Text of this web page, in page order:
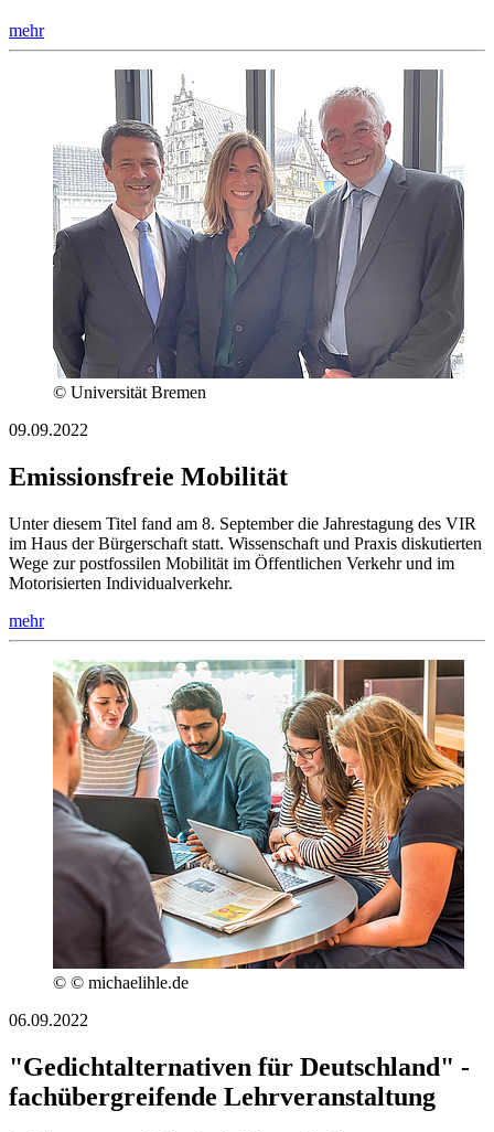
mehr
© Universität Bremen
09.09.2022
Emissionsfreie Mobilität
Unter diesem Titel fand am 8. September die Jahrestagung des VIR
im Haus der Bürgerschaft statt. Wissenschaft und Praxis diskutierten
Wege zur postfossilen Mobilität im Öffentlichen Verkehr und im
Motorisierten Individualverkehr.
mehr
© © michaelihle.de
06.09.2022
"Gedichtalternativen für Deutschland" -
fachübergreifende Lehrveranstaltung